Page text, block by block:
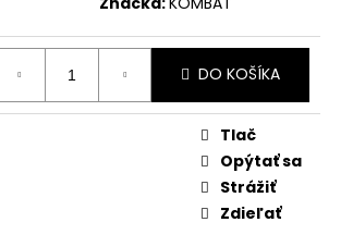
DO KOŠÍKA
Tlač
Opýtať sa
Strážiť
Zdieľať